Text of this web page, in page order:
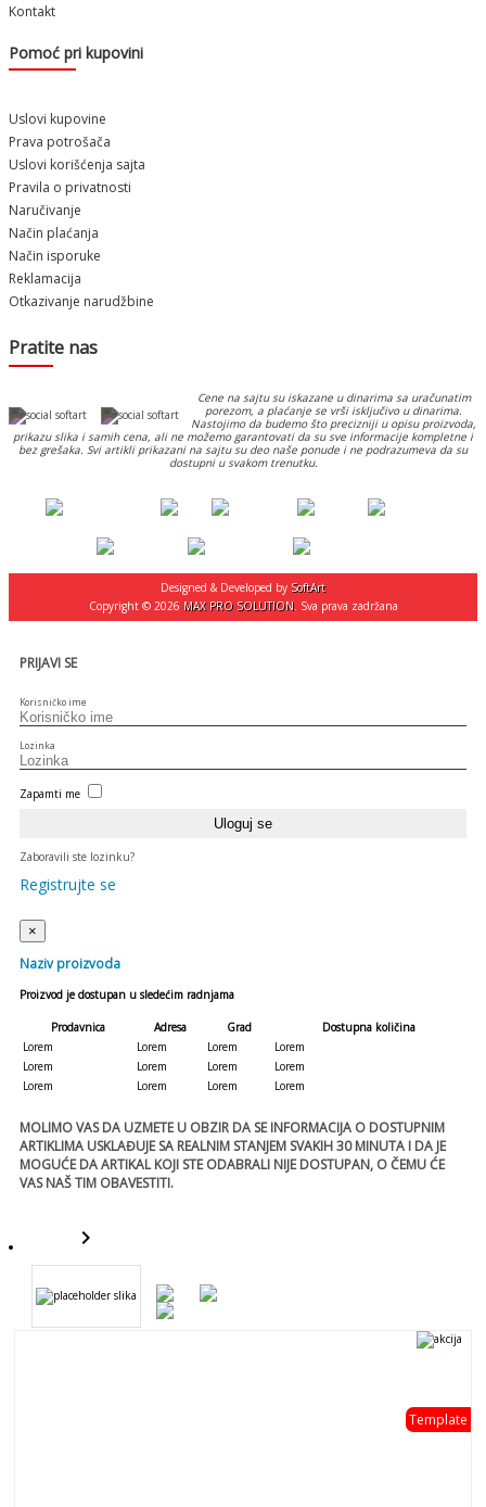
Kontakt
Pomoć pri kupovini
Uslovi kupovine
Prava potrošača
Uslovi korišćenja sajta
Pravila o privatnosti
Naručivanje
Način plaćanja
Način isporuke
Reklamacija
Otkazivanje narudžbine
Pratite nas
Cene na sajtu su iskazane u dinarima sa uračunatim
porezom, a plaćanje se vrši isključivo u dinarima.
Nastojimo da budemo što precizniji u opisu proizvoda,
prikazu slika i samih cena, ali ne možemo garantovati da su sve informacije kompletne i
bez grešaka. Svi artikli prikazani na sajtu su deo naše ponude i ne podrazumeva da su
dostupni u svakom trenutku.
Designed & Developed by SoftArt
Copyright © 2026 MAX PRO SOLUTION. Sva prava zadržana
PRIJAVI SE
Korisničko ime
Lozinka
Zapamti me
Zaboravili ste lozinku?
Registrujte se
×
Naziv proizvoda
Proizvod je dostupan u sledećim radnjama
Prodavnica Adresa Grad
Dostupna količina
Lorem
Lorem Lorem
Lorem
Lorem
Lorem Lorem
Lorem
Lorem
Lorem Lorem Lorem
MOLIMO VAS DA UZMETE U OBZIR DA SE INFORMACIJA O DOSTUPNIM
ARTIKLIMA USKLAĐUJE SA REALNIM STANJEM SVAKIH 30 MINUTA I DA JE
MOGUĆE DA ARTIKAL KOJI STE ODABRALI NIJE DOSTUPAN, O ČEMU ĆE
VAS NAŠ TIM OBAVESTITI.
keyboard_arrow_right
- 0 %
template
Template